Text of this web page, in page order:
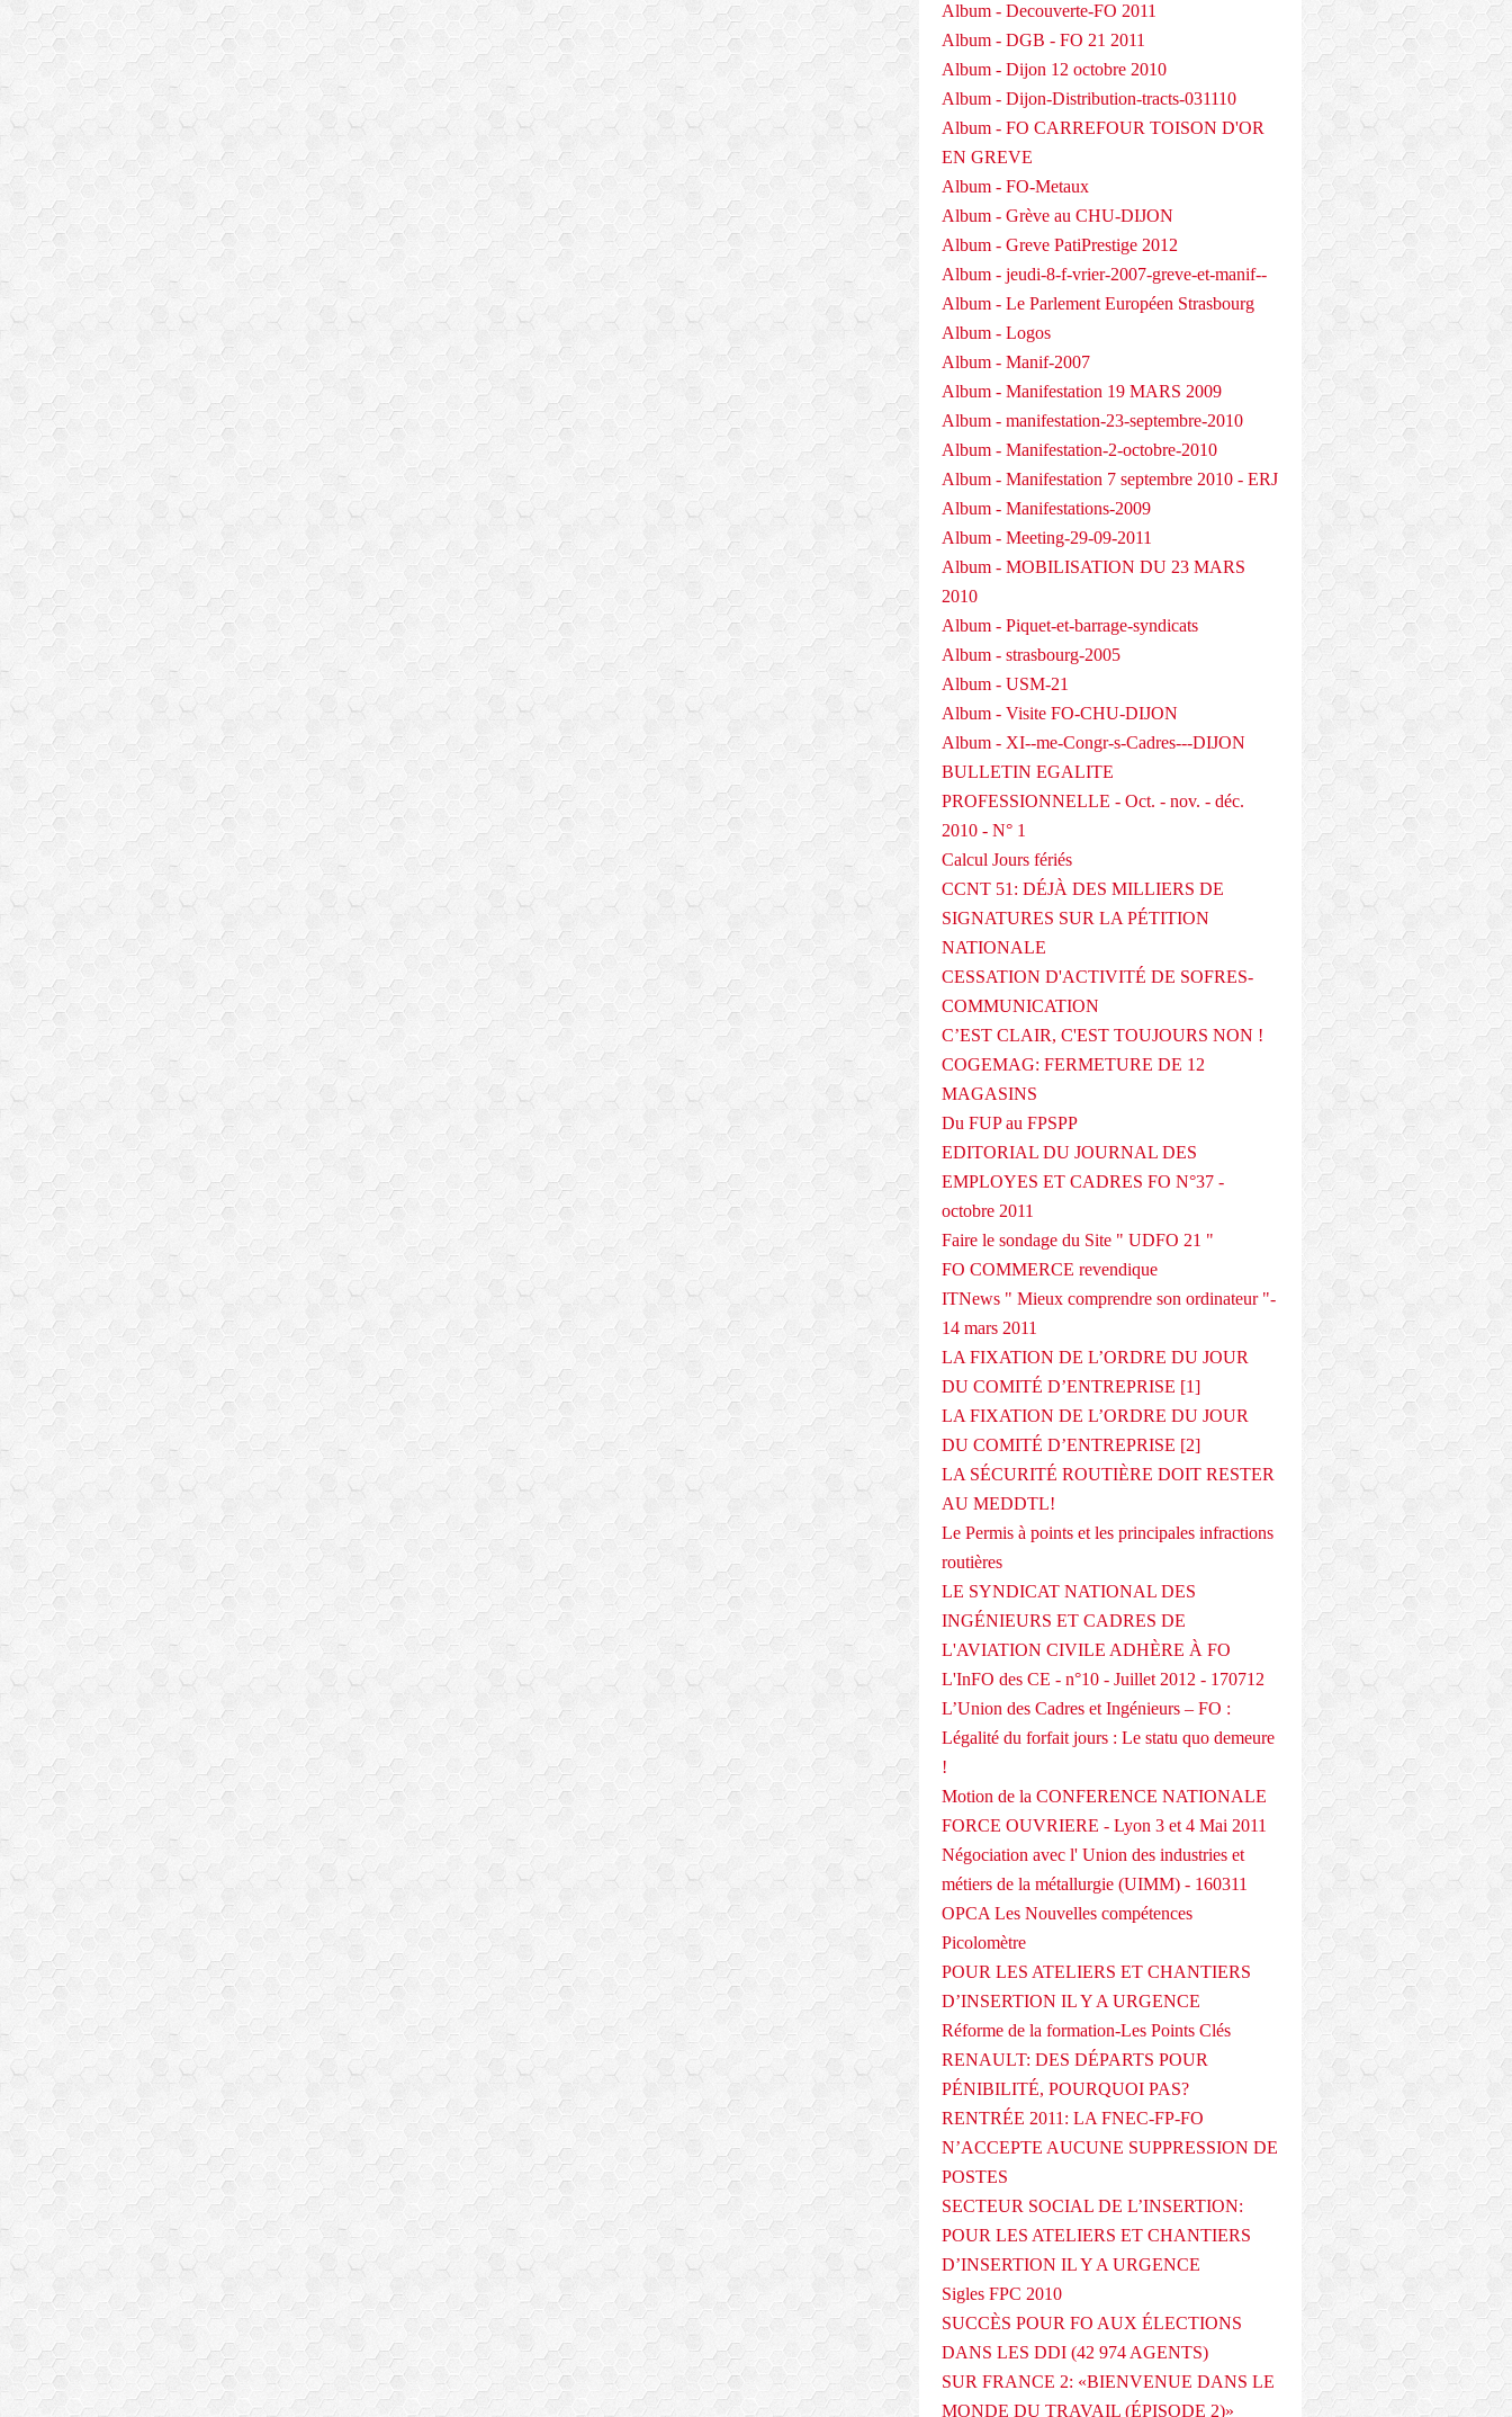
Album - Decouverte-FO 2011
Album - DGB - FO 21 2011
Album - Dijon 12 octobre 2010
Album - Dijon-Distribution-tracts-031110
Album - FO CARREFOUR TOISON D'OR
EN GREVE
Album - FO-Metaux
Album - Grève au CHU-DIJON
Album - Greve PatiPrestige 2012
Album - jeudi-8-f-vrier-2007-greve-et-manif--
Album - Le Parlement Européen Strasbourg
Album - Logos
Album - Manif-2007
Album - Manifestation 19 MARS 2009
Album - manifestation-23-septembre-2010
Album - Manifestation-2-octobre-2010
Album - Manifestation 7 septembre 2010 - ERJ
Album - Manifestations-2009
Album - Meeting-29-09-2011
Album - MOBILISATION DU 23 MARS
2010
Album - Piquet-et-barrage-syndicats
Album - strasbourg-2005
Album - USM-21
Album - Visite FO-CHU-DIJON
Album - XI--me-Congr-s-Cadres---DIJON
BULLETIN EGALITE
PROFESSIONNELLE - Oct. - nov. - déc.
2010 - N° 1
Calcul Jours fériés
CCNT 51: DÉJÀ DES MILLIERS DE
SIGNATURES SUR LA PÉTITION
NATIONALE
CESSATION D'ACTIVITÉ DE SOFRES-
COMMUNICATION
C’EST CLAIR, C'EST TOUJOURS NON !
COGEMAG: FERMETURE DE 12
MAGASINS
Du FUP au FPSPP
EDITORIAL DU JOURNAL DES
EMPLOYES ET CADRES FO N°37 -
octobre 2011
Faire le sondage du Site " UDFO 21 "
FO COMMERCE revendique
ITNews " Mieux comprendre son ordinateur "-
14 mars 2011
LA FIXATION DE L’ORDRE DU JOUR
DU COMITÉ D’ENTREPRISE [1]
LA FIXATION DE L’ORDRE DU JOUR
DU COMITÉ D’ENTREPRISE [2]
LA SÉCURITÉ ROUTIÈRE DOIT RESTER
AU MEDDTL!
Le Permis à points et les principales infractions
routières
LE SYNDICAT NATIONAL DES
INGÉNIEURS ET CADRES DE
L'AVIATION CIVILE ADHÈRE À FO
L'InFO des CE - n°10 - Juillet 2012 - 170712
L’Union des Cadres et Ingénieurs – FO :
Légalité du forfait jours : Le statu quo demeure
!
Motion de la CONFERENCE NATIONALE
FORCE OUVRIERE - Lyon 3 et 4 Mai 2011
Négociation avec l' Union des industries et
métiers de la métallurgie (UIMM) - 160311
OPCA Les Nouvelles compétences
Picolomètre
POUR LES ATELIERS ET CHANTIERS
D’INSERTION IL Y A URGENCE
Réforme de la formation-Les Points Clés
RENAULT: DES DÉPARTS POUR
PÉNIBILITÉ, POURQUOI PAS?
RENTRÉE 2011: LA FNEC-FP-FO
N’ACCEPTE AUCUNE SUPPRESSION DE
POSTES
SECTEUR SOCIAL DE L’INSERTION:
POUR LES ATELIERS ET CHANTIERS
D’INSERTION IL Y A URGENCE
Sigles FPC 2010
SUCCÈS POUR FO AUX ÉLECTIONS
DANS LES DDI (42 974 AGENTS)
SUR FRANCE 2: «BIENVENUE DANS LE
MONDE DU TRAVAIL (ÉPISODE 2)»